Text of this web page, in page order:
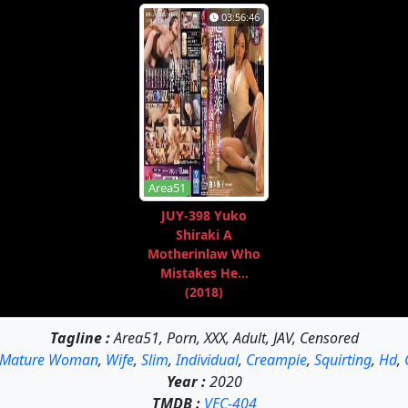
03:56:46
Area51
JUY-398 Yuko
Shiraki A
Motherinlaw Who
Mistakes He...
(2018)
Tagline :Area51, Porn, XXX, Adult, JAV, Censored
Mature Woman, Wife, Slim,Individual, Creampie, Squirting, Hd,
Year :2020
TMDB : VEC-404